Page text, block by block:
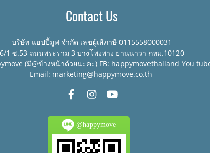
Contact Us
บริษัท แฮปปี้มูฟ จำกัด เลขผู้เสีภาษี 0115558000031
6/1 ซ.53 ถนนพระราม 3 บางโพงพาง ยานนาวา กทม.10120
(มี@ข้างหน้าด้วยนะคะ) FB: happymovethailand You
Email: marketing@happymove.co.th
@happymove